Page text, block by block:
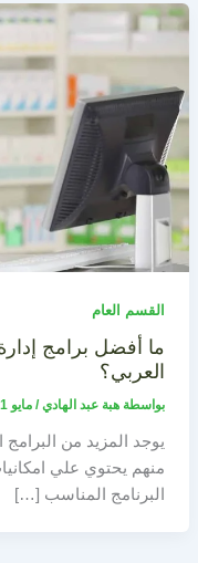
القسم العام
ما أفضل برامج
العربي؟
بواسطة هبة عبد الهادي/ مايو 21, 2018
يوجد المزيد من البرامج
منهم يحتوي علي
البرنامج المناسب […]